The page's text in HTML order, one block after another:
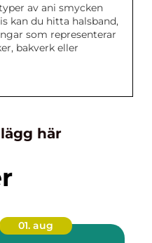
av ani smycken
kan du hitta halsband,
som representerar
bakverk eller
här
01. aug